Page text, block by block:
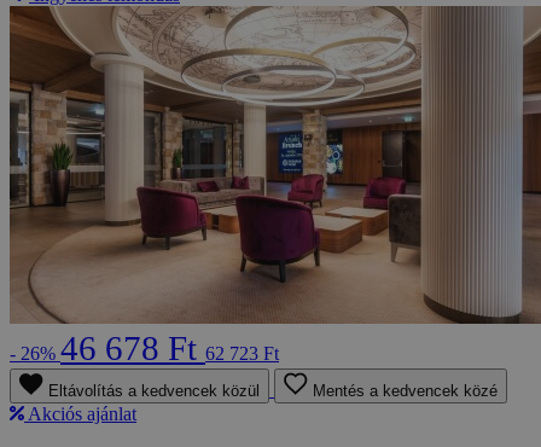
- 26% 46 678 Ft 62 723 Ft
Eltávolítás a kedvencek közül Mentés a kedvencek közé
Akciós ajánlat